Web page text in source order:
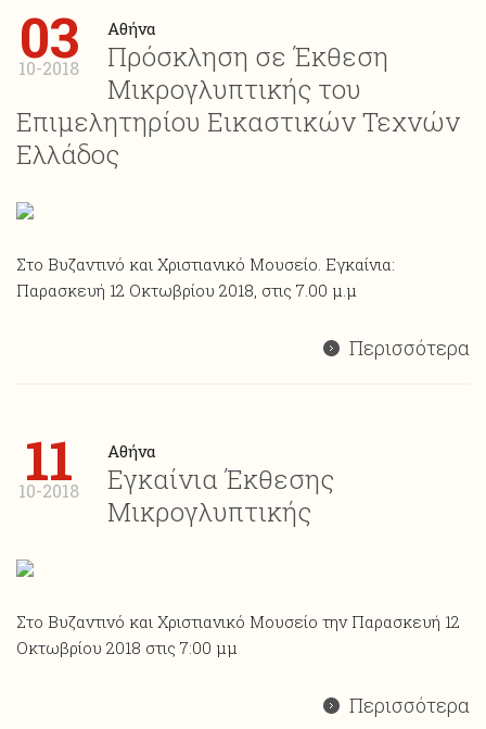
03
10-2018
Αθήνα
Πρόσκληση σε Έκθεση
Μικρογλυπτικής του
Επιμελητηρίου Εικαστικών Τεχνών
Ελλάδος
Στο Βυζαντινό και Χριστιανικό Μουσείο. Εγκαίνια:
Παρασκευή 12 Οκτωβρίου 2018, στις 7.00 μ.μ
Περισσότερα
11
10-2018
Αθήνα
Εγκαίνια Έκθεσης
Μικρογλυπτικής
Στο Βυζαντινό και Χριστιανικό Μουσείο την Παρασκευή 12
Οκτωβρίου 2018 στις 7:00 μμ
Περισσότερα